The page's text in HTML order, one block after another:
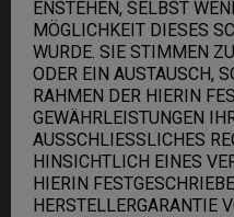
ENSTEHEN, SELBST
MÖGLICHKEIT DIESES
WURDE. SIE STIMMEN
ODER EIN AUSTAUSCH,
RAHMEN DER HIERIN
GEWÄHRLEISTUNGEN
AUSSCHLIESSLICHES
HINSICHTLICH EINES
HIERIN
HERSTELLERGARANTIE